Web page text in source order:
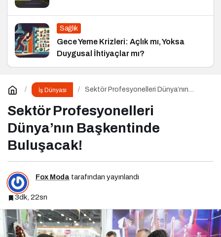
Sağlık
Gece Yeme Krizleri: Açlık mı, Yoksa
Duygusal İhtiyaçlar mı?
İş Dünyası
Sektör Profesyonelleri Dünya’nın
Sektör Profesyonelleri
Dünya’nın Başkentinde
Buluşacak!
Fox Moda tarafından yayınlandı
3dk, 22sn